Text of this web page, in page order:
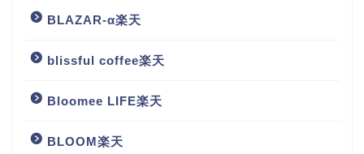
BLAZAR-α楽天
blissful coffee楽天
Bloomee LIFE楽天
BLOOM楽天